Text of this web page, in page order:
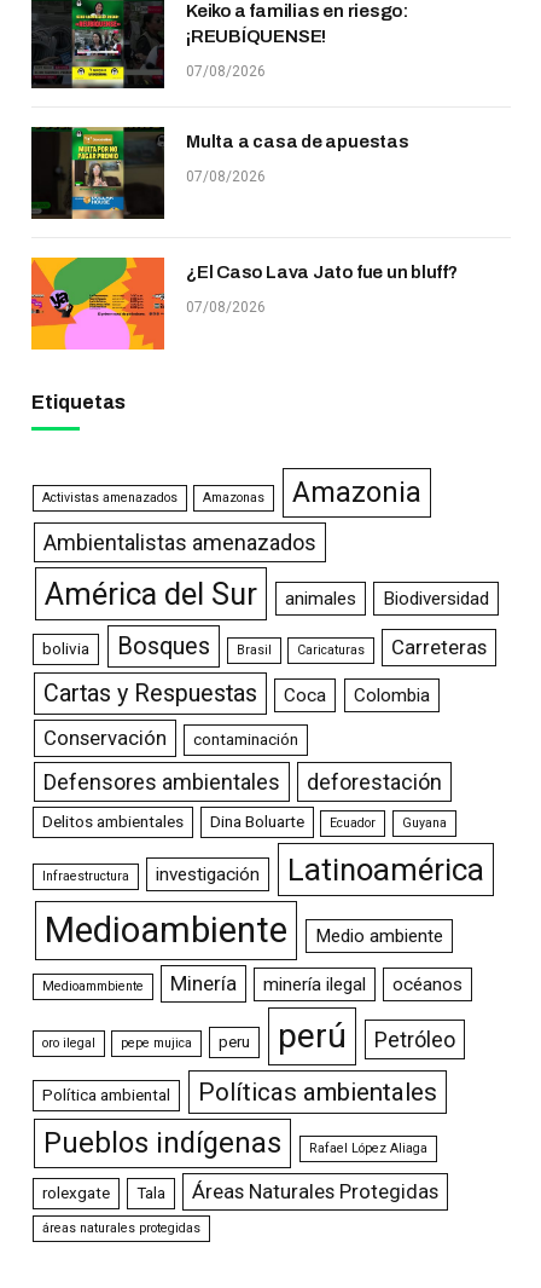
Keiko a familias en riesgo:
¡REUBÍQUENSE!
07/08/2026
Multa a casa de apuestas
07/08/2026
¿El Caso Lava Jato fue un bluff?
07/08/2026
Etiquetas
Activistas amenazados Amazonas Amazonia
Ambientalistas amenazados
América del Sur animales Biodiversidad
bolivia Bosques Brasil Caricaturas Carreteras
Cartas y Respuestas Coca Colombia
Conservación contaminación
Defensores ambientales deforestación
Delitos ambientales Dina Boluarte Ecuador Guyana
Infraestructura investigación Latinoamérica
Medioambiente Medio ambiente
Medioammbiente Minería minería ilegal océanos
oro ilegal pepe mujica peru perú Petróleo
Política ambiental Políticas ambientales
Pueblos indígenas Rafael López Aliaga
rolexgate Tala Áreas Naturales Protegidas
áreas naturales protegidas